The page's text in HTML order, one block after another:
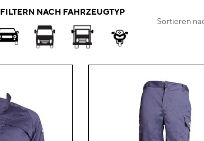
FILTERN NACH FAHRZEUGTYP
Sortieren